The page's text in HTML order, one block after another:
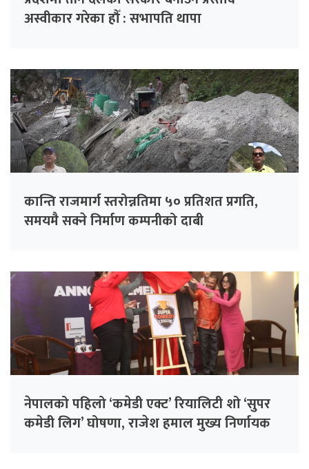
अस्वीकार गरेका हौँ : सभापति थापा
कान्ति राजमार्ग स्तरोन्नतिमा ५० प्रतिशत प्रगति,
समयमै सक्ने निर्माण कम्पनीको दाबी
नेपालको पहिलो ‘कमेडी एक्ट’ रियालिटी शो ‘सुपर
कमेडी लिग’ घोषणा, राजेश हमाल मुख्य निर्णायक